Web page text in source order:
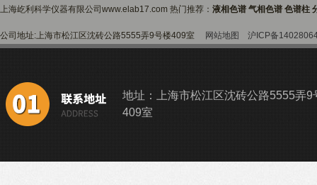
上海屹利科学仪器有限公司www.elab17.com 热门推荐： 液相色谱 气相色谱 色谱柱
公司地址:上海市松江区沈砖公路5555弄9号楼409室 网站地图 沪ICP备
地址：上海市松江区沈砖公路5555弄9
409室